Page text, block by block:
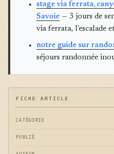
stage via ferrata,
Savoie — 3 jours de
via ferrata, l'escalade
notre guide sur
séjours randonnée
FICHE ARTICLE
CATÉGORIE
PUBLIÉ